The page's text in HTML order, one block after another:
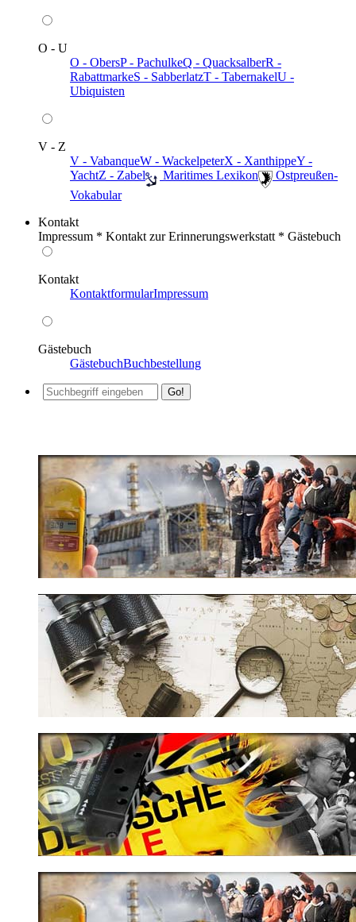
O - U
O - ObersP - PachulkeQ - QuacksalberR -
RabattmarkeS - SabberlatzT - TabernakelU -
Ubiquisten
V - Z
V - VabanqueW - WackelpeterX - XanthippeY -
YachtZ - Zabel ️ Maritimes Lexikon
️ Ostpreußen-
Vokabular
Kontakt
Impressum * Kontakt zur Erinnerungswerkstatt * Gästebuch
Kontakt
KontaktformularImpressum
Gästebuch
GästebuchBuchbestellung